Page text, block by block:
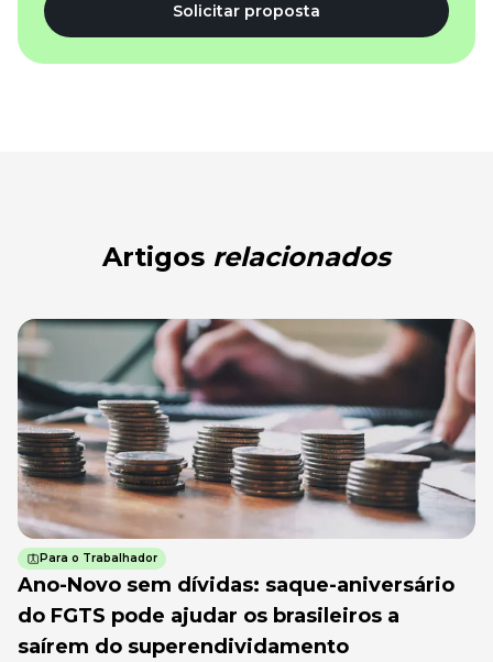
Solicitar proposta
Artigos relacionados
Para o Trabalhador
Ano-Novo sem dívidas: saque-aniversário
do FGTS pode ajudar os brasileiros a
saírem do superendividamento